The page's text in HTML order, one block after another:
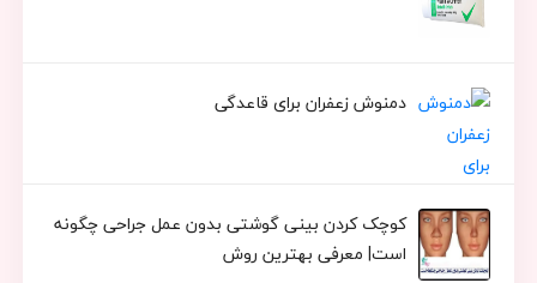
دمنوش زعفران برای قاعدگی
کوچک کردن بینی گوشتی بدون عمل جراحی چگونه
است| معرفی بهترین روش